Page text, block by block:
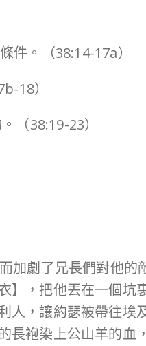
件。（38:14-17a）
18）
（38:19-23）
劇了兄長們對他的
】，把他丟在一個坑
，讓約瑟被帶往埃
袍染上公山羊的血